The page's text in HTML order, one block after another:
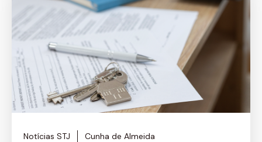
Notícias STJ Cunha de Almeida